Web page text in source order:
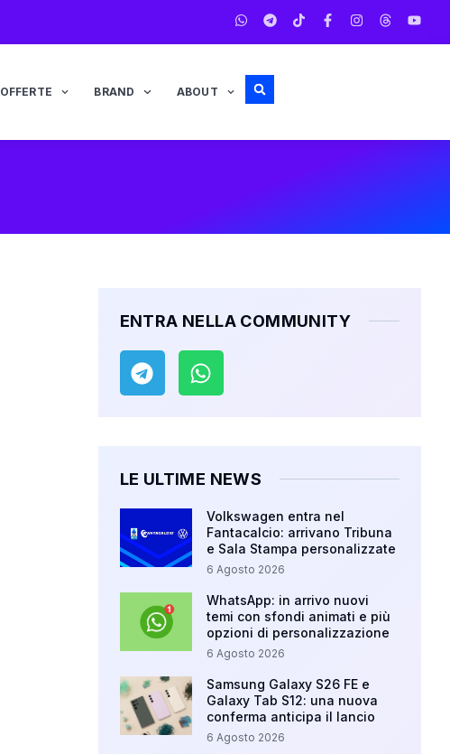
OFFERTE BRAND ABOUT
ENTRA NELLA COMMUNITY
LE ULTIME NEWS
Volkswagen entra nel
Fantacalcio: arrivano Tribuna
e Sala Stampa personalizzate
6 Agosto 2026
WhatsApp: in arrivo nuovi
temi con sfondi animati e più
opzioni di personalizzazione
6 Agosto 2026
Samsung Galaxy S26 FE e
Galaxy Tab S12: una nuova
conferma anticipa il lancio
6 Agosto 2026